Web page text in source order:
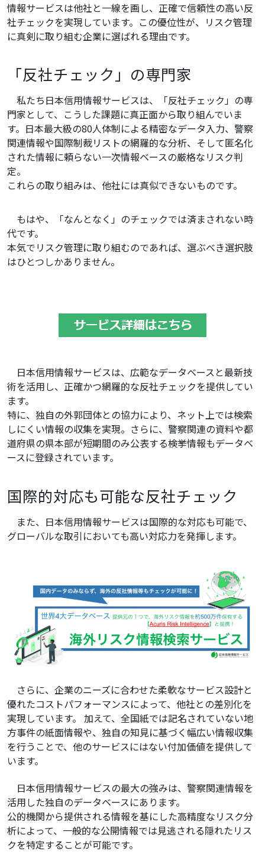
情報サービスは他社と一線を画し、正確で信頼性の高い反
社チェックを実現しています。この優位性が、リスク管理
に真剣に取り組む企業に選ばれる理由です。
「反社チェック」の専門家
私たち日本信用情報サービスは、「反社チェック」の専
門家として、こうした課題に真正面から取り組んでいま
す。日本最大級の80人体制による精密なデータ入力、警察
関連情報や国際制裁リストの網羅的な分析、そして匿名化
された情報に頼らない一次情報ベースの厳格なリスク判
定。
これらの取り組みは、他社には真似できないものです。
もはや、「なんとなく」のチェックでは済まされない時
代です。
本気でリスク管理に取り組むのであれば、選ぶべき選択肢
はひとつしかありません。
日本信用情報サービスは、広範なデータベースと最新技
術を活用し、正確かつ網羅的な反社チェックを提供してい
ます。
特に、独自の外郭団体との協力により、ネット上では検索
しにくい情報の収集を実現。さらに、警察関連の資料や都
道府県の県本部が短期間のみ公表する検挙情報もデータベ
ースに登録されています。
国際的対応も可能な反社チェック
また、日本信用情報サービスは国際的な対応も可能で、
グローバルな取引においても高い対応力を発揮します。
さらに、企業のニーズに合わせた柔軟なサービス設計と
優れたコストパフォーマンスによって、他社との差別化を
実現しています。 加えて、全国紙では記名されていない地
方事件の紙面情報や、独自の知見に基づく幅広い情報収集
を行うことで、他のサービスにはない付加価値を提供して
います。
日本信用情報サービスの最大の強みは、警察関連情報を
活用した独自のデータベースにあります。
公的機関から提供される情報を基にした高精度なリスク分
析によって、一般的な公開情報では見逃される隠れたリス
クを特定することが可能です。